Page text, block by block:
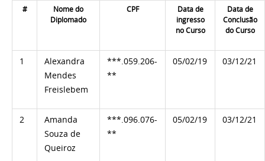
#
Nome do
Diplomado
CPF
Data de
ingresso
no Curso
Data de
Conclusão
do Curso
1
Alexandra
Mendes
Freislebem
***.059.206-
**
05/02/19 03/12/21
2
Amanda
Souza de
Queiroz
***.096.076-
**
05/02/19 03/12/21